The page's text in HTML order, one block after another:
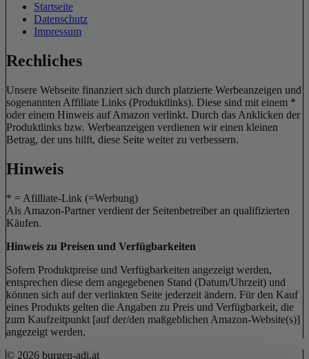
Startseite
Datenschutz
Impressum
Rechliches
Unsere Webseite finanziert sich durch platzierte Werbeanzeigen und
sogenannten Affiliate Links (Produktlinks). Diese sind mit einem *
oder einem Hinweis auf Amazon verlinkt. Durch das Anklicken der
Produktlinks bzw. Werbeanzeigen verdienen wir einen kleinen
Betrag, der uns hilft, diese Seite weiter zu verbessern.
Hinweis
* = Afilliate-Link (=Werbung)
Als Amazon-Partner verdient der Seitenbetreiber an qualifizierten
Käufen.
Hinweis zu Preisen und Verfügbarkeiten
Sofern Produktpreise und Verfügbarkeiten angezeigt werden,
entsprechen diese dem angegebenen Stand (Datum/Uhrzeit) und
können sich auf der verlinkten Seite jederzeit ändern. Für den Kauf
eines Produkts gelten die Angaben zu Preis und Verfügbarkeit, die
zum Kaufzeitpunkt [auf der/den maßgeblichen Amazon-Website(s)]
angezeigt werden.
© 2026 burgen-adi.at